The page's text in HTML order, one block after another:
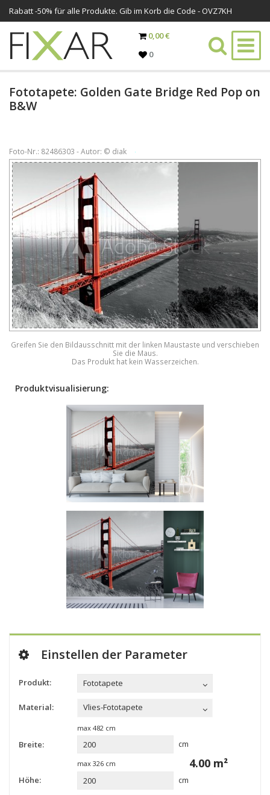
Rabatt -50% für alle Produkte. Gib im Korb die Code - OVZ7KH
0,00 €
0
Fototapete: Golden Gate Bridge Red Pop on
B&W
Foto-Nr.: 82486303 - Autor: © diak
Greifen Sie den Bildausschnitt mit der linken Maustaste und verschieben
Sie die Maus.
Das Produkt hat kein Wasserzeichen.
Produktvisualisierung:
Einstellen der Parameter
Produkt: Fototapete
Material: Vlies-Fototapete
max 482 cm
Breite: cm
max 326cm
Höhe: cm
4.00 m²